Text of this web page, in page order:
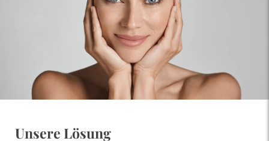
Unsere Lösung